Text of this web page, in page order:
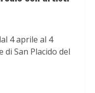
4 aprile al 4
di San Placido del